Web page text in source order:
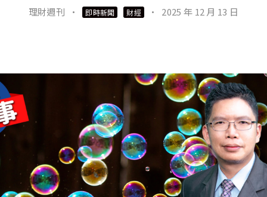
理財週刊 · 即時新聞 財經 · 2025 年 12 月 13 日